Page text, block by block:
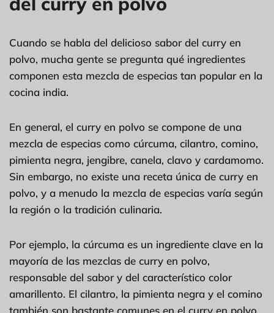
Cuando se habla del delicioso sabor del curry en
polvo, mucha gente se pregunta qué ingredientes
componen esta mezcla de especias tan popular en la
cocina india.
En general, el curry en polvo se compone de una
mezcla de especias como cúrcuma, cilantro, comino,
pimienta negra, jengibre, canela, clavo y cardamomo.
Sin embargo, no existe una receta única de curry en
polvo, y a menudo la mezcla de especias varía según
la región o la tradición culinaria.
Por ejemplo, la cúrcuma es un ingrediente clave en la
mayoría de las mezclas de curry en polvo,
responsable del sabor y del característico color
amarillento. El cilantro, la pimienta negra y el comino
también son bastante comunes en el curry en polvo,